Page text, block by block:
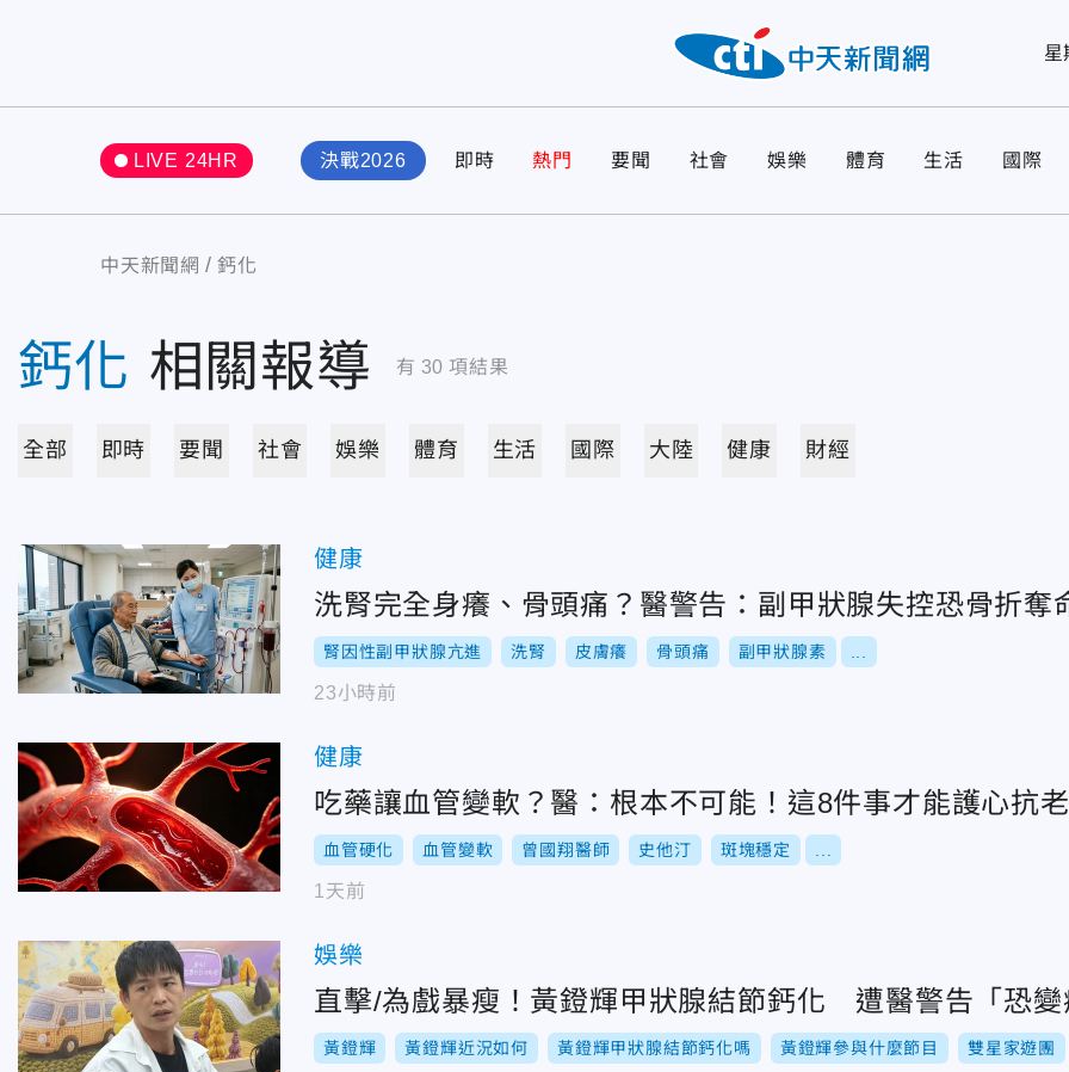
星
LIVE 24HR 決戰2026 即時 熱門 要聞 社會 娛樂 體育 生活 國際
中天新聞網 鈣化
鈣化 相關報導 有 30 項結果
全部 即時 要聞 社會 娛樂 體育 生活 國際 大陸 健康 財經
健康
洗腎完全身癢、骨頭痛？醫警告：副甲狀腺失控恐骨折奪
腎因性副甲狀腺亢進 洗腎 皮膚癢 骨頭痛 副甲狀腺素
23小時前
健康
吃藥讓血管變軟？醫：根本不可能！這8件事才能護心抗老
血管硬化 血管變軟 曾國翔醫師 史他汀 斑塊穩定
1天前
娛樂
直擊/為戲暴瘦！黃鐙輝甲狀腺結節鈣化 遭醫警告「恐變
黃鐙輝 黃鐙輝近況如何 黃鐙輝甲狀腺結節鈣化嗎 黃鐙輝參與什麼節目 雙星家遊團